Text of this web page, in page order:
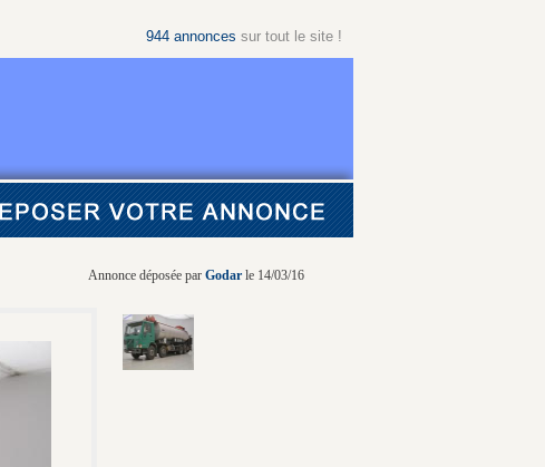
944 annonces sur tout le site !
Annonce déposée par Godar le 14/03/16